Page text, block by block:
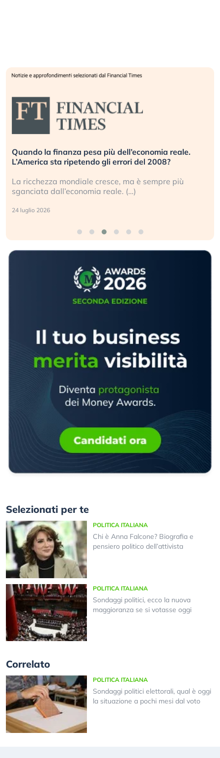
Quando la finanza pesa più dell’economia reale.
L’America sta ripetendo gli errori del 2008?
La ricchezza mondiale cresce, ma è sempre più
sganciata dall’economia reale. (…)
24 luglio 2026
Selezionati per te
POLITICA ITALIANA
Chi è Anna Falcone? Biografia e
pensiero politico dell’attivista
POLITICA ITALIANA
Sondaggi politici, ecco la nuova
maggioranza se si votasse oggi
Correlato
POLITICA ITALIANA
Sondaggi politici elettorali, qual è oggi
la situazione a pochi mesi dal voto